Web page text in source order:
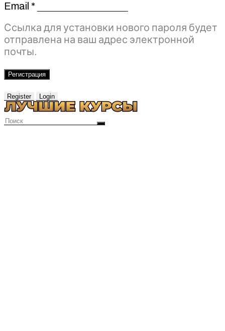
Email *Обязательно
Ссылка для установки нового пароля будет
отправлена ​​на ваш адрес электронной
почты.
Регистрация
Register Login